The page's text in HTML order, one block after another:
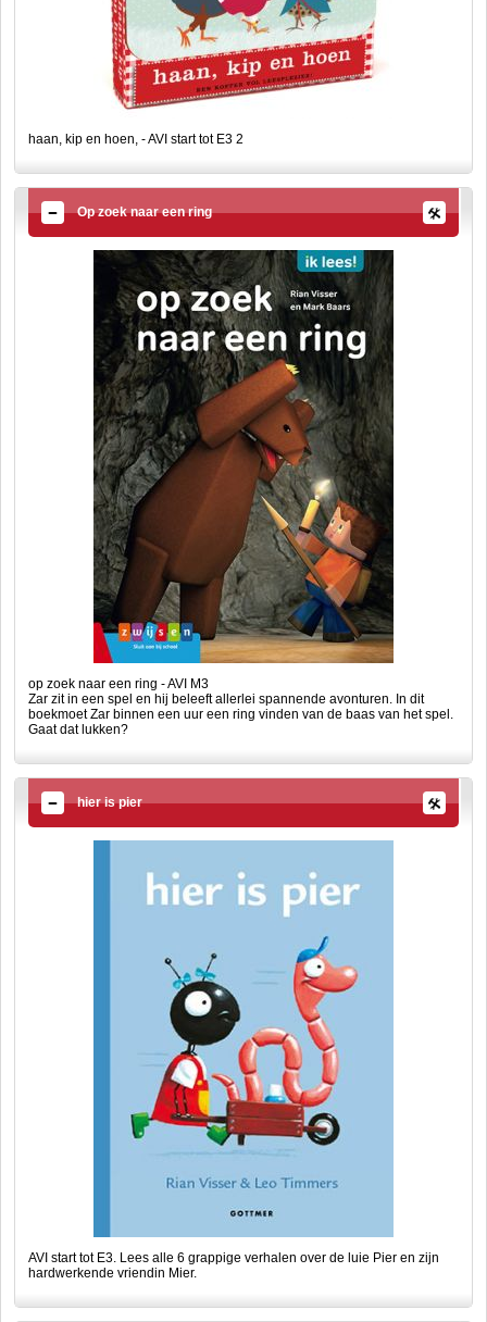
haan, kip en hoen, - AVI start tot E3 2
Op zoek naar een ring
op zoek naar een ring - AVI M3
Zar zit in een spel en hij beleeft allerlei spannende avonturen. In dit
boekmoet Zar binnen een uur een ring vinden van de baas van het spel.
Gaat dat lukken?
hier is pier
AVI start tot E3. Lees alle 6 grappige verhalen over de luie Pier en zijn
hardwerkende vriendin Mier.